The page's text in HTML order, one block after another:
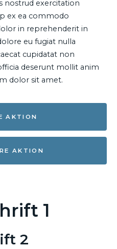
nostrud exercitation
ex ea commodo
in reprehenderit in
eu fugiat nulla
cupidatat non
deserunt mollit anim
dolor sit amet.
AKTION
AKTION
1
2